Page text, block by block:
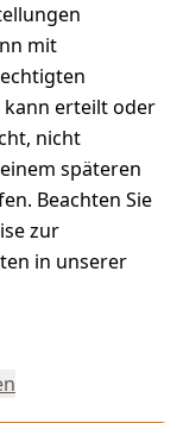
mit
erteilt oder
nicht
späteren
Beachten Sie
zur
in unserer
r.
e